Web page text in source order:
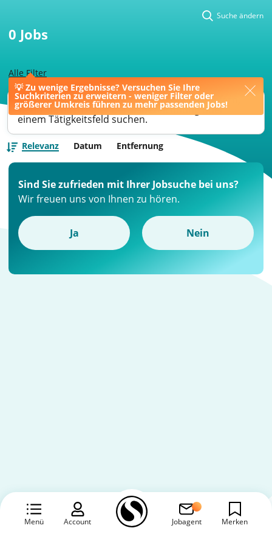
💡 Zu wenige Ergebnisse? Versuchen Sie Ihre
Suchkriterien zu erweitern - weniger Filter oder
größerer Umkreis führen zu mehr passenden Jobs!
Alle Filter
Suche ändern
0 Jobs
Ihre Jobsuche könnte bessere Ergebnisse liefern,
wenn Sie nach einer Berufsbezeichnung oder
einem Tätigkeitsfeld suchen.
Relevanz Datum Entfernung
Menü Account Jobagent Merken
Sind Sie zufrieden mit Ihrer Jobsuche bei uns?
Wir freuen uns von Ihnen zu hören.
Ja Nein